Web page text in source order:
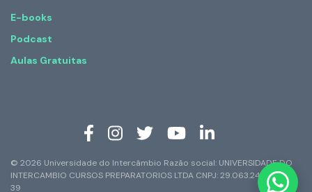
E-books
Podcast
Aulas Gratuitas
© 2026 Universidade do Intercâmbio Razão social: UNIVERSIDADE DO
INTERCAMBIO CURSOS PREPARATORIOS LTDA CNPJ: 29.063.247/0001-
39